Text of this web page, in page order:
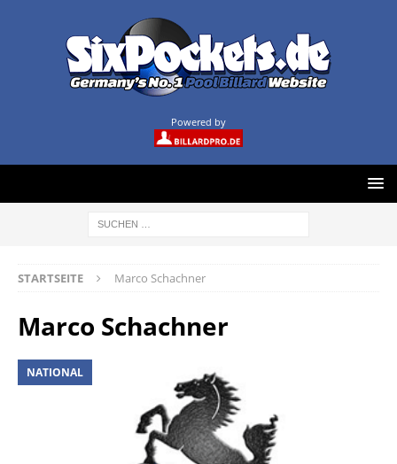
Powered by
STARTSEITE Marco Schachner
Marco Schachner
NATIONAL